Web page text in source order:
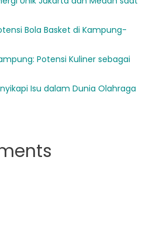
Bola Basket di Kampung-
Potensi Kuliner sebagai
Isu dalam Dunia Olahraga